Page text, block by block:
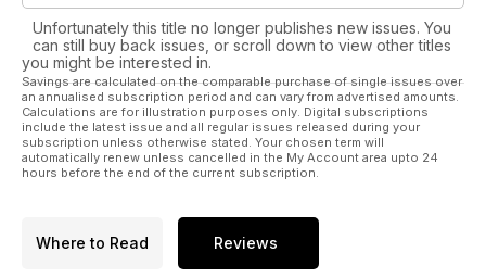
cosa invece continua ad gonfiare inutilmente il prezzo. Senza
dimenticarci delle sportive, mettendo a confronto la RCZ R e
la Scirocco R. Le prime novità del 2014: la Lamborghini
Huracán, la F-Type Coupé e la Mustang che finalmente arriva
in Europa. Abbiamo guidato per primi la chiacchierata
Porsche Macan, la Ferrari 458 Speciale e la nuova Vanquish
Volante. È solo la prima uscita di un altro anno che passeremo
insieme. I nostri migliori auguri di un sereno 2014
Unfortunately this title no longer publishes new issues. You
can still buy back issues, or scroll down to view other titles
you might be interested in.
Savings are calculated on the comparable purchase of single issues over
an annualised subscription period and can vary from advertised amounts.
Calculations are for illustration purposes only. Digital subscriptions
include the latest issue and all regular issues released during your
subscription unless otherwise stated. Your chosen term will
automatically renew unless cancelled in the My Account area upto 24
hours before the end of the current subscription.
Where to Read Reviews